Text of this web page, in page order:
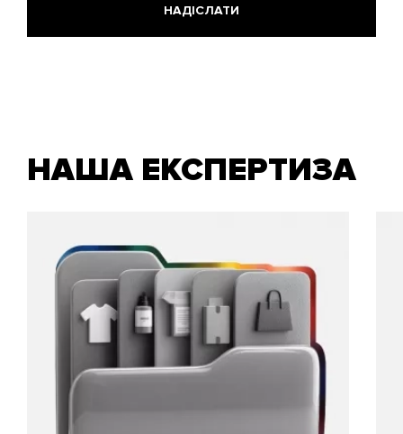
НАША ЕКСПЕРТИЗА